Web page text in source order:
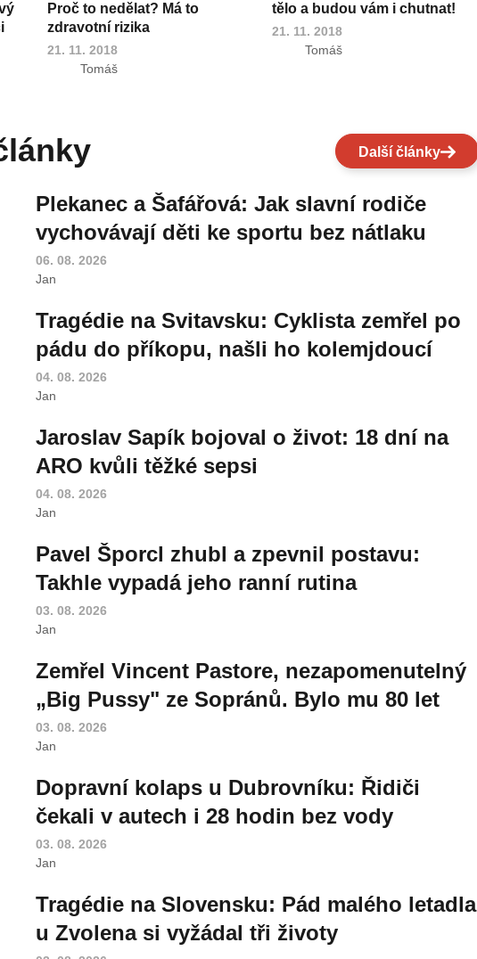
Proč to nedělat? Má to
zdravotní rizika
21. 11. 2018
Tomáš
tělo a budou vám i chutnat!
21. 11. 2018
Tomáš
Další články
Plekanec a Šafářová: Jak slavní rodiče
vychovávají děti ke sportu bez nátlaku
06. 08. 2026
Jan
Tragédie na Svitavsku: Cyklista zemřel po
pádu do příkopu, našli ho kolemjdoucí
04. 08. 2026
Jan
Jaroslav Sapík bojoval o život: 18 dní na
ARO kvůli těžké sepsi
04. 08. 2026
Jan
Pavel Šporcl zhubl a zpevnil postavu:
Takhle vypadá jeho ranní rutina
03. 08. 2026
Jan
Zemřel Vincent Pastore, nezapomenutelný
„Big Pussy" ze Sopránů. Bylo mu 80 let
03. 08. 2026
Jan
Dopravní kolaps u Dubrovníku: Řidiči
čekali v autech i 28 hodin bez vody
03. 08. 2026
Jan
Tragédie na Slovensku: Pád malého letadla
u Zvolena si vyžádal tři životy